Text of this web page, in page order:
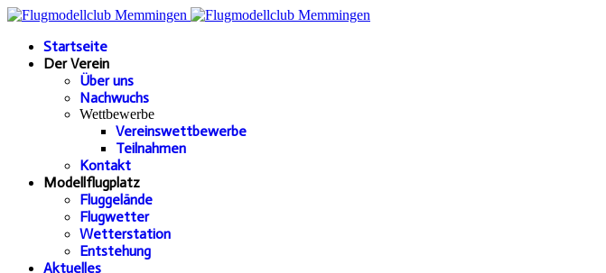
Startseite
Der Verein
Über uns
Nachwuchs
Wettbewerbe
Vereinswettbewerbe
Teilnahmen
Kontakt
Modellflugplatz
Fluggelände
Flugwetter
Wetterstation
Entstehung
Aktuelles